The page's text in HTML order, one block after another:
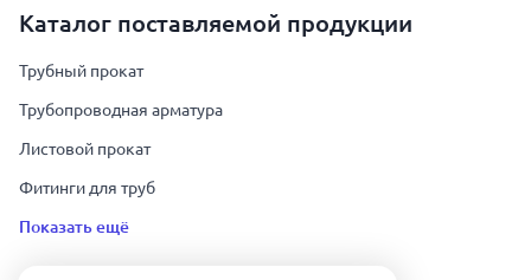
Каталог поставляемой продукции
Трубный прокат
Трубопроводная арматура
Листовой прокат
Фитинги для труб
Показать ещё